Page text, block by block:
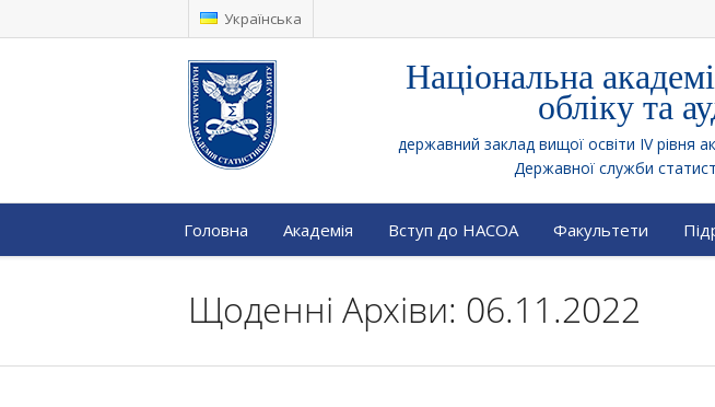
Українська
Національна
обліку та
державний заклад вищої освіти IV рівня
Державної служби
Головна Академія Вступ до НАСОА Факультети
Щоденні Архіви: 06.11.2022